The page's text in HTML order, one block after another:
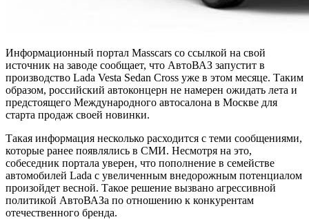
Информационный портал Masscars со ссылкой на свой
источник на заводе сообщает, что АвтоВАЗ запустит в
производство Lada Vesta Sedan Cross уже в этом месяце. Таким
образом, российский автоконцерн не намерен ожидать лета и
предстоящего Международного автосалона в Москве для
старта продаж своей новинки.
Такая информация несколько расходится с теми сообщениями,
которые ранее появлялись в СМИ. Несмотря на это,
собеседник портала уверен, что пополнение в семействе
автомобилей Lada с увеличенным внедорожным потенциалом
произойдет весной. Такое решение вызвано агрессивной
политикой АвтоВАЗа по отношению к конкурентам
отечественного бренда.